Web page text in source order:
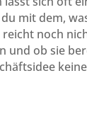
mit dem,
noch
ob sie